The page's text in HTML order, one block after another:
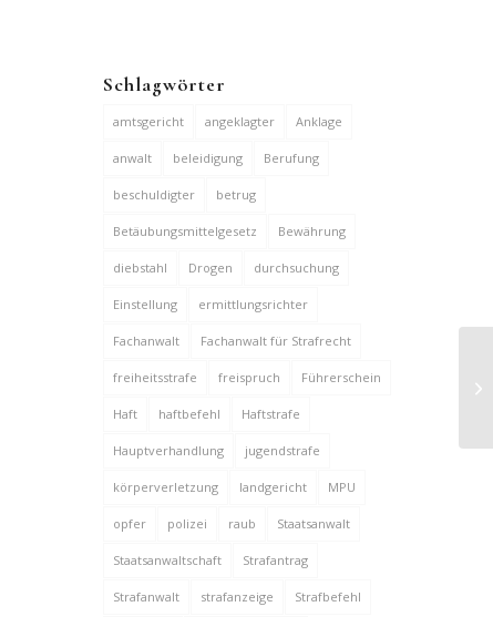
Schlagwörter
amtsgericht angeklagter Anklage
anwalt beleidigung Berufung
beschuldigter betrug
Betäubungsmittelgesetz Bewährung
diebstahl Drogen durchsuchung
Einstellung ermittlungsrichter
Fachanwalt Fachanwalt für Strafrecht
freiheitsstrafe freispruch Führerschein
Haft haftbefehl Haftstrafe
Hauptverhandlung jugendstrafe
körperverletzung landgericht MPU
opfer polizei raub Staatsanwalt
Staatsanwaltschaft Strafantrag
Strafanwalt strafanzeige Strafbefehl